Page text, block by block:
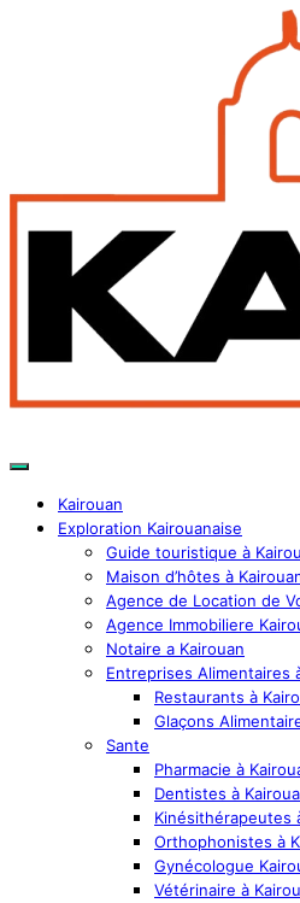
Kairouan
Exploration Kairouanaise
Guide touristique à
Maison d’hôtes à
Agence de Location de
Agence Immobiliere
Notaire a Kairouan
Entreprises Alimentaires
Restaurants à
Glaçons
Sante
Pharmacie à
Dentistes à
Kinésithérapeutes
Orthophonistes à
Gynécologue
Vétérinaire à